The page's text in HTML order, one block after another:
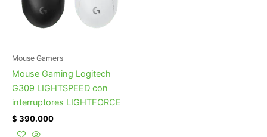
Mouse Gamers
Mouse Gaming Logitech
G309 LIGHTSPEED con
interruptores LIGHTFORCE
$ 390.000